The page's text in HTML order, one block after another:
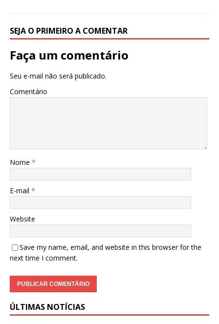
SEJA O PRIMEIRO A COMENTAR
Faça um comentário
Seu e-mail não será publicado.
Comentário
Nome *
E-mail *
Website
Save my name, email, and website in this browser for the
next time I comment.
ÚLTIMAS NOTÍCIAS